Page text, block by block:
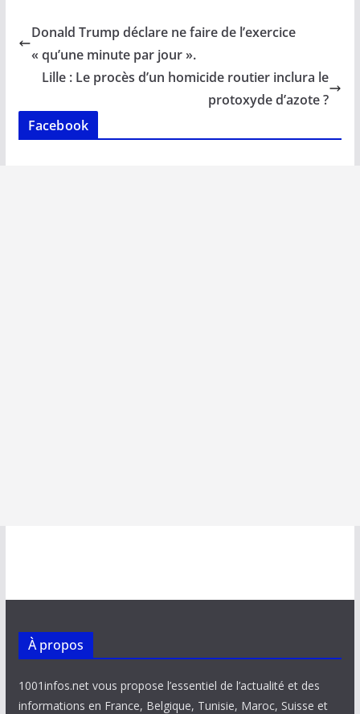
b
o
o
k
l s
A
p
e
dI
n
y
n
k
g
Donald Trump déclare ne faire de l’exercice
« qu’une minute par jour ».
Lille : Le procès d’un homicide routier inclura le
protoxyde d’azote ?
Facebook
À propos
1001infos.net vous propose l’essentiel de l’actualité et des
informations en France, Belgique, Tunisie, Maroc, Suisse et